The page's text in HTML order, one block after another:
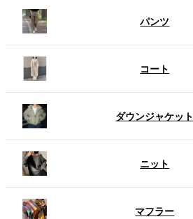
パンツ
コート
ダウンジャケット
ニット
マフラー